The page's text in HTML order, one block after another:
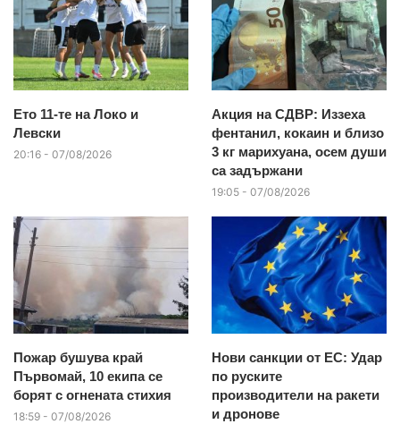
Ето 11-те на Локо и
Левски
20:16 - 07/08/2026
Акция на СДВР: Иззеха
фентанил, кокаин и близо
3 кг марихуана, осем души
са задържани
19:05 - 07/08/2026
Пожар бушува край
Първомай, 10 екипа се
борят с огнената стихия
18:59 - 07/08/2026
Нови санкции от ЕС: Удар
по руските
производители на ракети
и дронове